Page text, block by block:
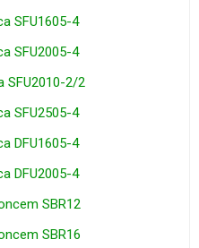
SFU1605-4
SFU2005-4
SFU2010-2/2
SFU2505-4
DFU1605-4
DFU2005-4
SBR12
SBR16